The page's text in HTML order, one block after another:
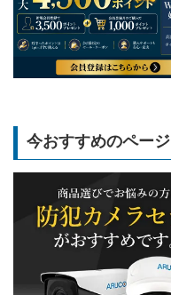
今おすすめのページ